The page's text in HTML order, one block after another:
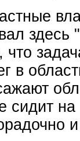
что
в
сидит